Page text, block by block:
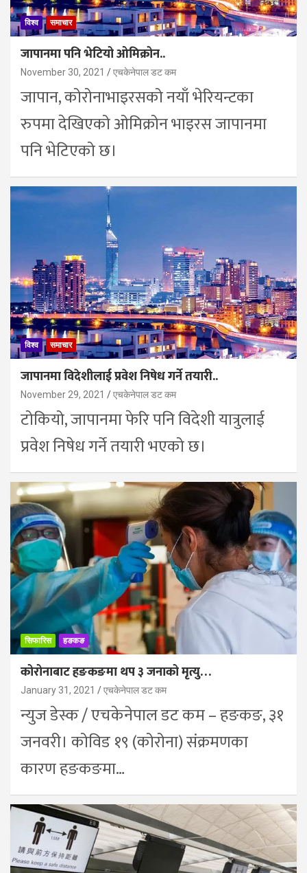
विश्व समाचार
जापानमा पनि भेटियो ओमिक्रोन..
November 30, 2021 एचकेनेपाल डट कम
जापान, कोरोनाभाइरसको नयाँ भेरियन्टका
रुपमा देखिएको ओमिक्रोन भाइरस जापानमा
पनि भेटिएको छ।
विश्व समाचार
जापानमा विदेशीलाई प्रवेश निषेध गर्ने तयारी..
November 29, 2021 एचकेनेपाल डट कम
टोकियो, जापानमा फेरि पनि विदेशी यात्रुलाई
प्रवेश निषेध गर्ने तयारी भएको छ।
सिफारिस हङकङ
कोरोनाबाट हङकङमा थप ३ जनाको मृत्यु…
January 31, 2021 एचकेनेपाल डट कम
न्युज डेस्क / एचकेनेपाल डट कम – हङकङ, ३१
जनवरी। कोविड १९ (कोरोना) संक्रमणका
कारण हङकङमा…